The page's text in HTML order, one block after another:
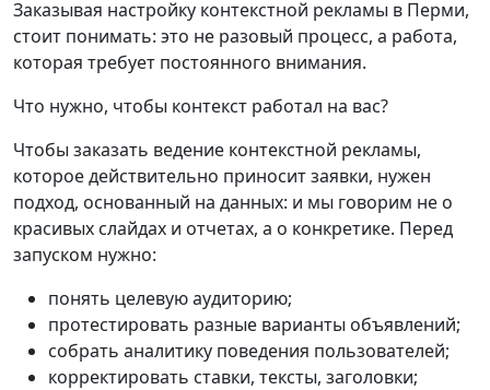
Заказывая настройку контекстной рекламы в Перми,
стоит понимать: это не разовый процесс, а работа,
которая требует постоянного внимания.
Что нужно, чтобы контекст работал на вас?
Чтобы заказать ведение контекстной рекламы,
которое действительно приносит заявки, нужен
подход, основанный на данных: и мы говорим не о
красивых слайдах и отчетах, а о конкретике. Перед
запуском нужно:
понять целевую аудиторию;
протестировать разные варианты объявлений;
собрать аналитику поведения пользователей;
корректировать ставки, тексты, заголовки;